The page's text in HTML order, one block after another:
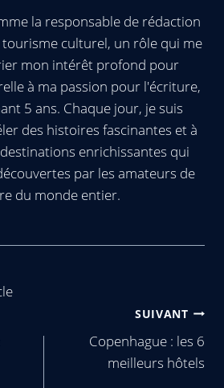
la responsable de rédaction
tourisme culturel, un rôle qui me
mon intérêt profond pour
à ma passion pour l'écriture,
5 ans. Chaque jour, je suis
des histoires fascinantes et à
enrichissantes qui
par les amateurs de
du monde entier.
SUIVANT
Copenhague : les 6
meilleurs hôtels